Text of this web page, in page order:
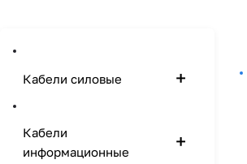
Кабели силовые
Кабели
информационные